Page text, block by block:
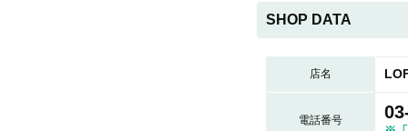
SHOP DATA
店名
電話番号